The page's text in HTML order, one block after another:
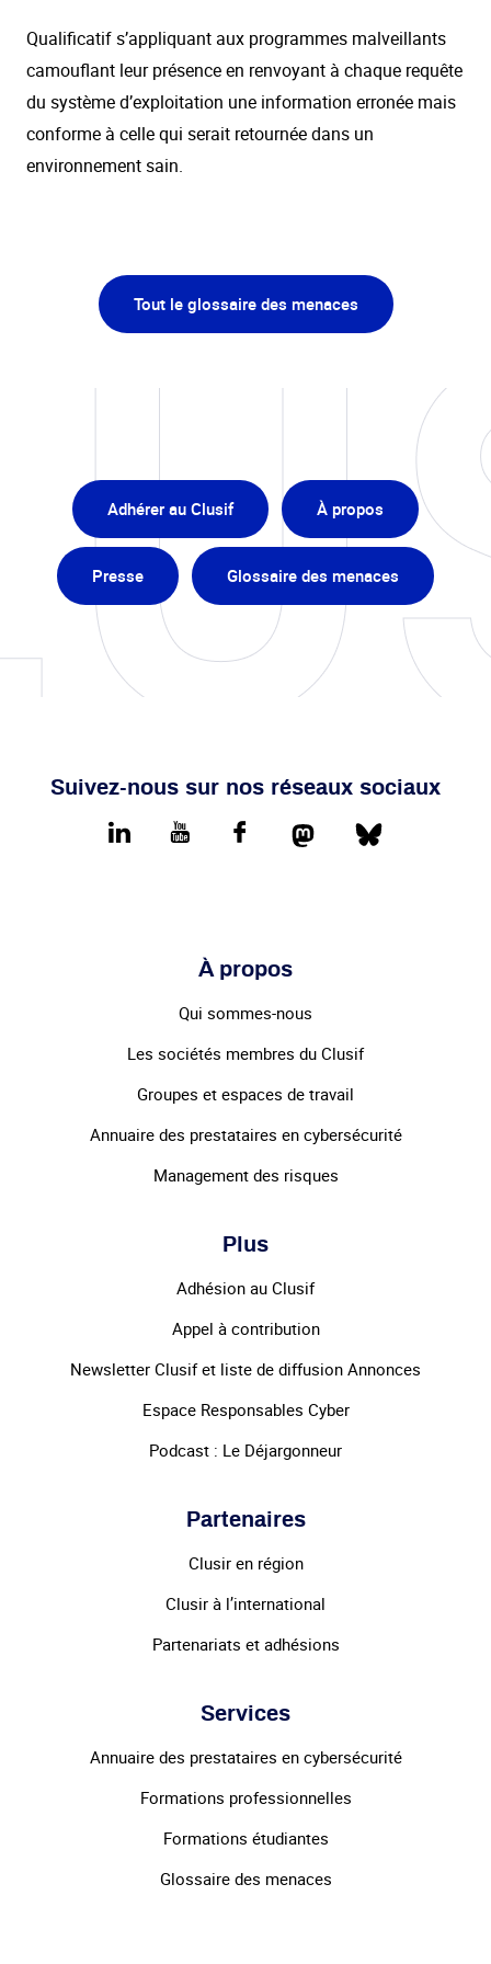
Qualificatif s’appliquant aux programmes malveillants
camouflant leur présence en renvoyant à chaque requête
du système d’exploitation une information erronée mais
conforme à celle qui serait retournée dans un
environnement sain.
Tout le glossaire des menaces
Adhérer au Clusif À propos
Presse Glossaire des menaces
Suivez-nous sur nos réseaux sociaux
LinkedIn youtube FacebookMastodonBluesky
À propos
Qui sommes-nous
Les sociétés membres du Clusif
Groupes et espaces de travail
Annuaire des prestataires en cybersécurité
Management des risques
Plus
Adhésion au Clusif
Appel à contribution
Newsletter Clusif et liste de diffusion Annonces
Espace Responsables Cyber
Podcast : Le Déjargonneur
Partenaires
Clusir en région
Clusir à l’international
Partenariats et adhésions
Services
Annuaire des prestataires en cybersécurité
Formations professionnelles
Formations étudiantes
Glossaire des menaces